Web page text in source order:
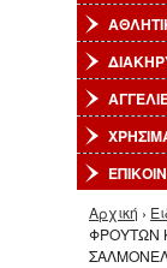
Αρχική ›
ΦΡΟΥΤΩΝ